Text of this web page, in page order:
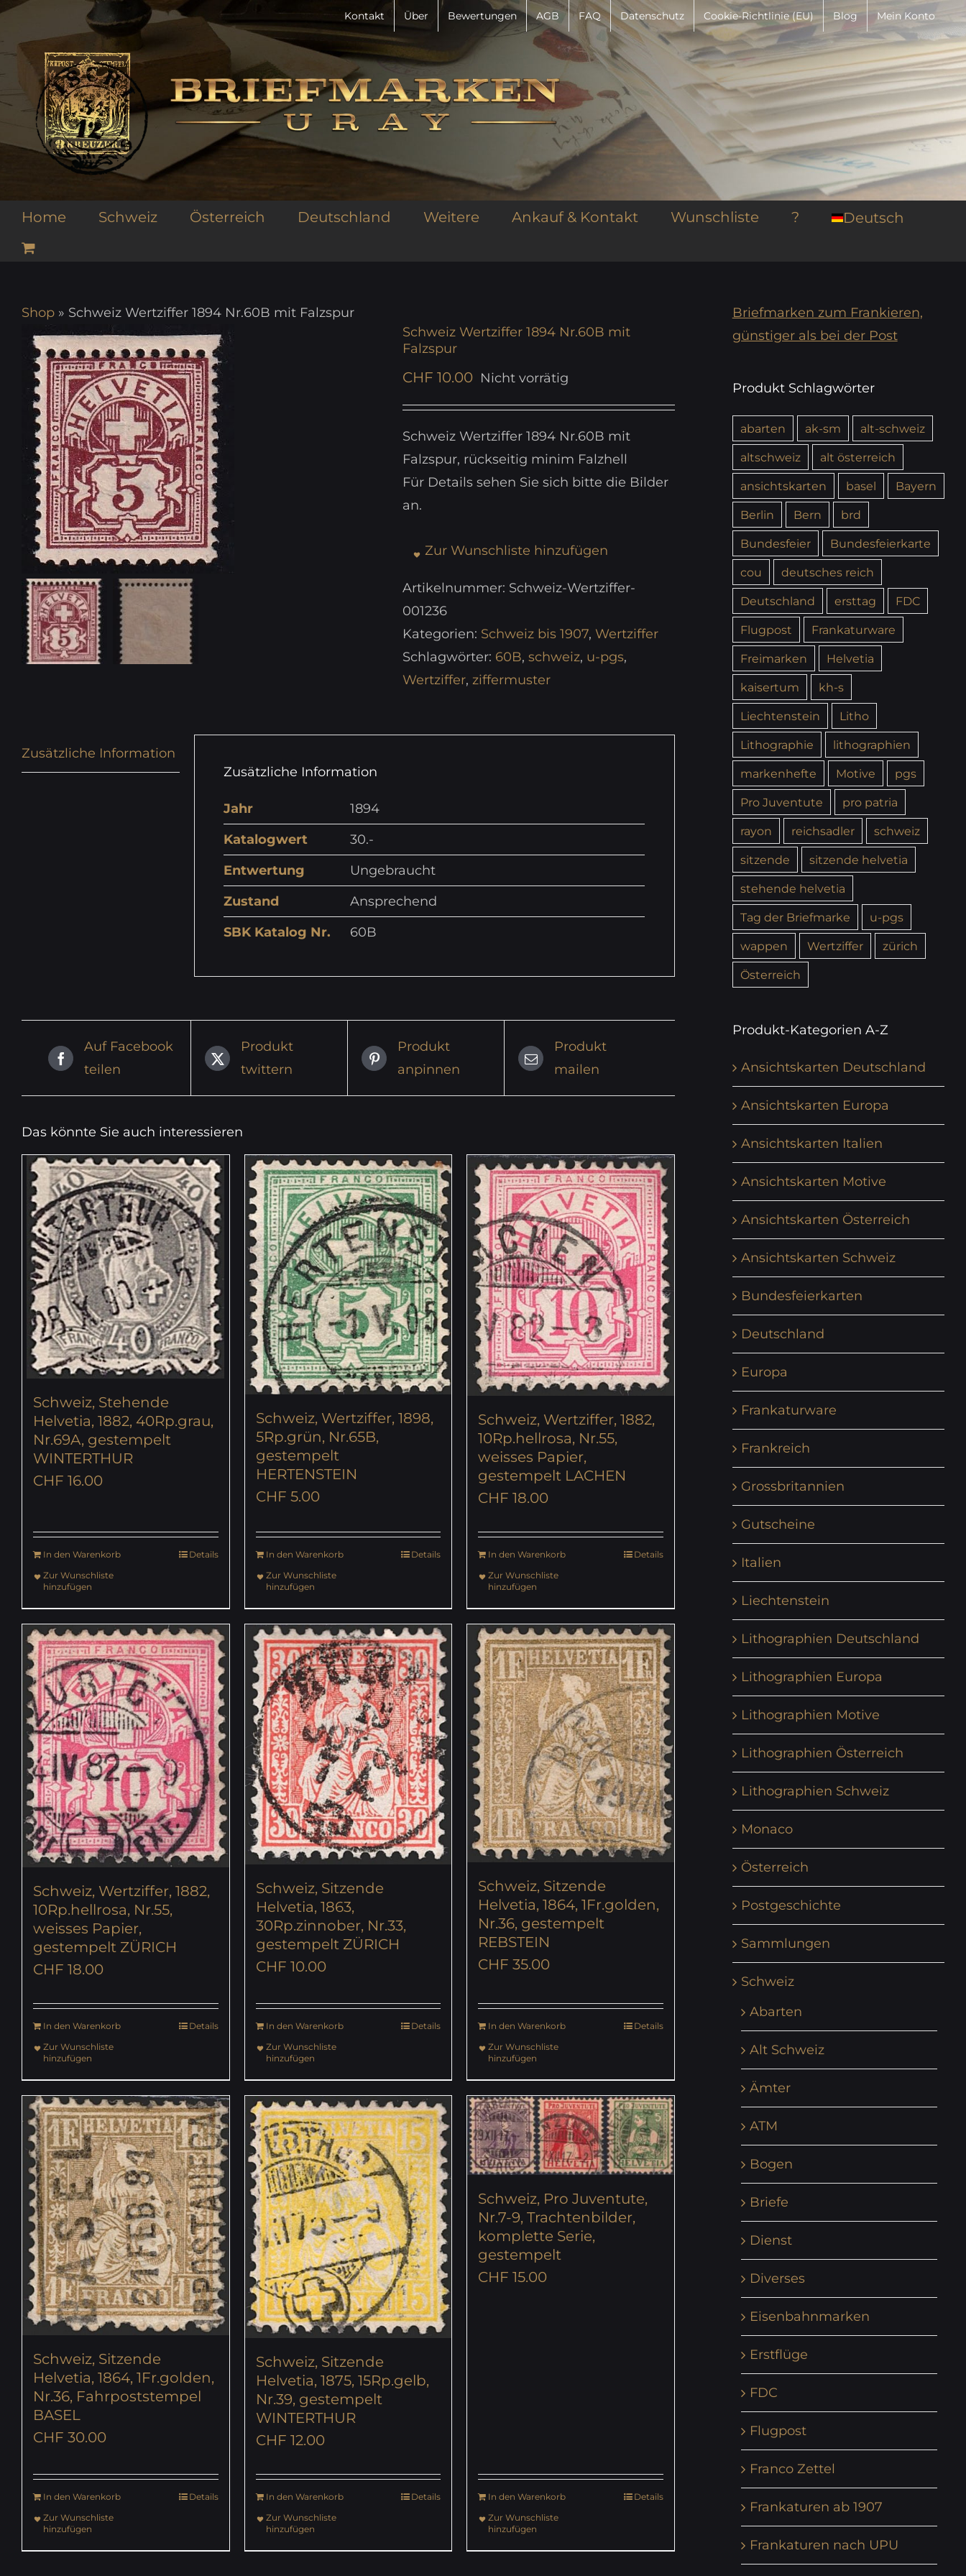
Zum
springen
Kontakt Über Bewertungen AGB FAQ Datenschutz Cookie-Richtlinie (EU) Blog Mein Konto
Home Schweiz Österreich Deutschland Weitere Ankauf & Kontakt Wunschliste ? Deutsch
Shop » Schweiz Wertziffer 1894 Nr.60B mit Falzspur
Schweiz Wertziffer 1894 Nr.60B mit
Falzspur
CHF 10.00 Nicht vorrätig
Schweiz Wertziffer 1894 Nr.60B mit
Falzspur, rückseitig minim Falzhell
Für Details sehen Sie sich bitte die Bilder
an.
Zur Wunschliste hinzufügen
Artikelnummer: Schweiz-Wertziffer-
001236
Kategorien: Schweiz bis 1907, Wertziffer
Schlagwörter: 60B, schweiz, u-pgs,
Wertziffer, ziffermuster
Zusätzliche Information
Zusätzliche Information
Jahr
1894
Katalogwert
30.-
Entwertung
Ungebraucht
Zustand
Ansprechend
SBK Katalog Nr.
60B
Auf Facebook
teilen
Produkt
twittern
Produkt
anpinnen
Produkt
mailen
Das könnte Sie auch interessieren
Schweiz, Stehende
Helvetia, 1882, 40Rp.grau,
Nr.69A, gestempelt
WINTERTHUR
CHF 16.00
In den Warenkorb
Details
Zur Wunschliste
hinzufügen
Schweiz, Wertziffer, 1898,
5Rp.grün, Nr.65B,
gestempelt
HERTENSTEIN
CHF 5.00
In den Warenkorb
Details
Zur Wunschliste
hinzufügen
Schweiz, Wertziffer, 1882,
10Rp.hellrosa, Nr.55,
weisses Papier,
gestempelt LACHEN
CHF 18.00
In den Warenkorb
Details
Zur Wunschliste
hinzufügen
Schweiz, Wertziffer, 1882,
10Rp.hellrosa, Nr.55,
weisses Papier,
gestempelt ZÜRICH
CHF 18.00
In den Warenkorb
Details
Zur Wunschliste
hinzufügen
Schweiz, Sitzende
Helvetia, 1863,
30Rp.zinnober, Nr.33,
gestempelt ZÜRICH
CHF 10.00
In den Warenkorb
Details
Zur Wunschliste
hinzufügen
Schweiz, Sitzende
Helvetia, 1864, 1Fr.golden,
Nr.36, gestempelt
REBSTEIN
CHF 35.00
In den Warenkorb
Details
Zur Wunschliste
hinzufügen
Schweiz, Sitzende
Helvetia, 1864, 1Fr.golden,
Nr.36, Fahrpoststempel
BASEL
CHF 30.00
In den Warenkorb
Details
Zur Wunschliste
hinzufügen
Schweiz, Sitzende
Helvetia, 1875, 15Rp.gelb,
Nr.39, gestempelt
WINTERTHUR
CHF 12.00
In den Warenkorb
Details
Zur Wunschliste
hinzufügen
Schweiz, Pro Juventute,
Nr.7-9, Trachtenbilder,
komplette Serie,
gestempelt
CHF 15.00
In den Warenkorb
Details
Zur Wunschliste
hinzufügen
Briefmarken zum Frankieren,
günstiger als bei der Post
Produkt Schlagwörter
abarten ak-sm
alt-schweiz
altschweiz
alt österreich
ansichtskarten
basel
Bayern
Berlin
Bern
brd
Bundesfeier
Bundesfeierkarte
cou
deutsches reich
Deutschland
ersttag
FDC
Flugpost
Frankaturware
Freimarken
Helvetia
kaisertum
kh-s
Liechtenstein
Litho
Lithographie
lithographien
markenhefte
Motive
pgs
Pro Juventute
pro patria
rayon
reichsadler
schweiz
sitzende
sitzende helvetia
stehende helvetia
Tag der Briefmarke
u-pgs
wappen
Wertziffer
zürich
Österreich
Produkt-Kategorien A-Z
Ansichtskarten Deutschland
Ansichtskarten Europa
Ansichtskarten Italien
Ansichtskarten Motive
Ansichtskarten Österreich
Ansichtskarten Schweiz
Bundesfeierkarten
Deutschland
Europa
Frankaturware
Frankreich
Grossbritannien
Gutscheine
Italien
Liechtenstein
Lithographien Deutschland
Lithographien Europa
Lithographien Motive
Lithographien Österreich
Lithographien Schweiz
Monaco
Österreich
Postgeschichte
Sammlungen
Schweiz
Abarten
Alt Schweiz
Ämter
ATM
Bogen
Briefe
Dienst
Diverses
Eisenbahnmarken
Erstflüge
FDC
Flugpost
Franco Zettel
Frankaturen ab 1907
Frankaturen nach UPU